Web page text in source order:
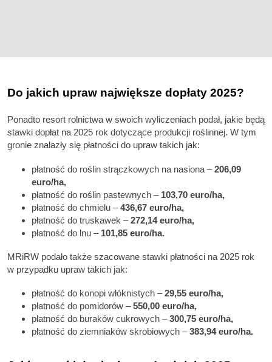
Do jakich upraw największe dopłaty 2025?
Ponadto resort rolnictwa w swoich wyliczeniach podał, jakie będą
stawki dopłat na 2025 rok dotyczące produkcji roślinnej. W tym
gronie znalazły się płatności do upraw takich jak:
płatność do roślin strączkowych na nasiona –206,09
euro/ha,
płatność do roślin pastewnych – 103,70 euro/ha,
płatność do chmielu –436,67 euro/ha,
płatność do truskawek –272,14 euro/ha,
płatność do lnu – 101,85 euro/ha.
MRiRW podało także szacowane stawki płatności na 2025 rok
w przypadku upraw takich jak:
płatność do konopi włóknistych –29,55 euro/ha,
płatność do pomidorów –550,00 euro/ha,
płatność do buraków cukrowych –300,75 euro/ha,
płatność do ziemniaków skrobiowych –383,94 euro/ha.